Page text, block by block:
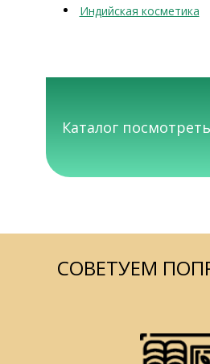
Индийская косметика
Каталог
СОВЕТУЕМ